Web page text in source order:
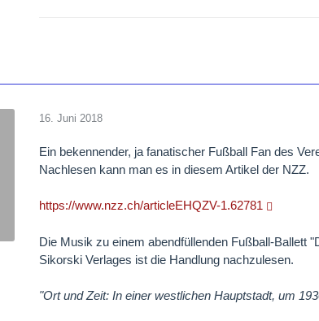
16. Juni 2018
Ein bekennender, ja fanatischer Fußball Fan des
Nachlesen kann man es in diesem Artikel der NZZ.
https://www.nzz.ch/articleEHQZV-1.62781
Die Musik zu einem abendfüllenden Fußball-Ballett
Sikorski Verlages ist die Handlung nachzulesen.
"Ort und Zeit: In einer westlichen Hauptstadt, um